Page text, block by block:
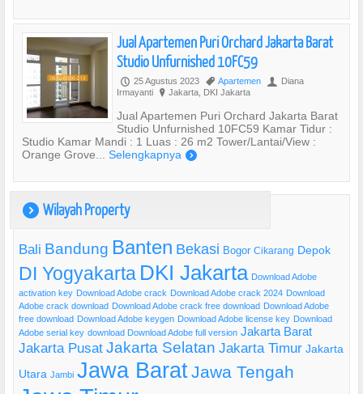
Jual Apartemen Puri Orchard Jakarta Barat
Studio Unfurnished 10FC59
P 25 Agustus 2023 , Apartemen U
Diana
Irmayanti
? Jakarta, DKI Jakarta
Jual Apartemen Puri Orchard Jakarta Barat
Studio Unfurnished 10FC59 Kamar Tidur :
Studio Kamar Mandi : 1 Luas : 26 m2 Tower/Lantai/View :
Orange Grove... Selengkapnya )
) Wilayah Property
Bali Bandung Banten Bekasi Bogor Cikarang Depok
DI Yogyakarta DKI Jakarta Download Adobe
activation key Download Adobe crack Download Adobe crack 2024 Download
Adobe crack download Download Adobe crack free download Download Adobe
free download Download Adobe keygen Download Adobe license key Download
Adobe serial key download Download Adobe full version Jakarta Barat
Jakarta Pusat Jakarta Selatan Jakarta Timur Jakarta
Utara Jambi Jawa BaratJawa Tengah